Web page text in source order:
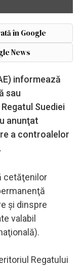
în Google
News
informează
sau
Suediei
anunţat
a controalelor
cetăţenilor
şi dinspre
valabil
Regatului